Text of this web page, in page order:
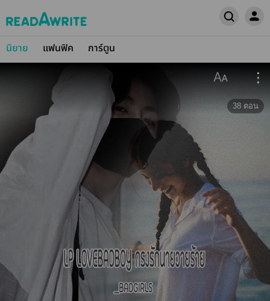
นิยาย แฟนฟิค การ์ตูน
38 ตอน